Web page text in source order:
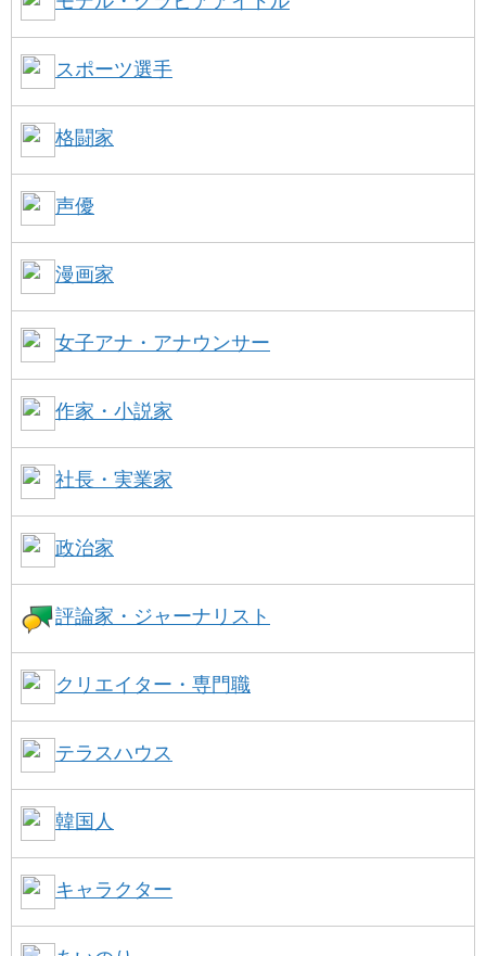
スポーツ選手
格闘家
声優
漫画家
女子アナ・アナウンサー
作家・小説家
社長・実業家
政治家
評論家・ジャーナリスト
クリエイター・専門職
テラスハウス
韓国人
キャラクター